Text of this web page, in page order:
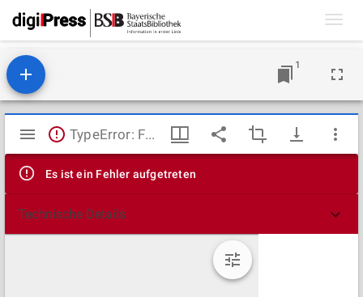
1
Mirador
Viewer
TypeError: Failed to fetch
Es ist ein Fehler aufgetreten
Technische Details